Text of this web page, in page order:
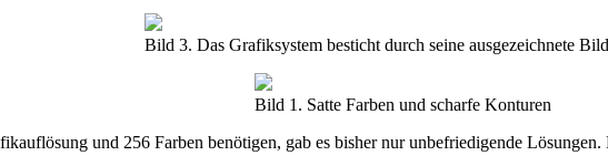
Bild 3. Das Grafiksystem besticht durch seine ausgezeichnete
Bild 1. Satte Farben und scharfe Konturen
und 256 Farben benötigen, gab es bisher nur unbefriedigende